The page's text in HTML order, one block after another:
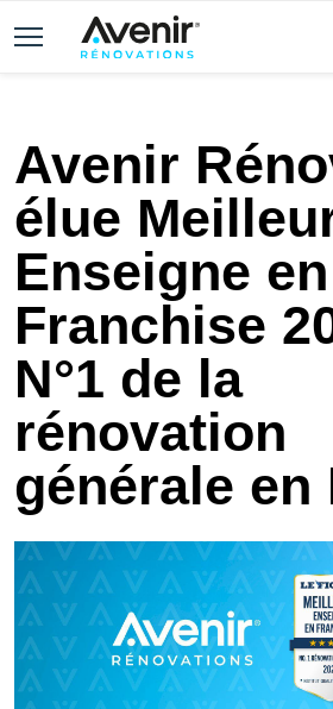
Avenir
élue
Enseigne en
Franchise
N°1 de la
rénovation
générale en